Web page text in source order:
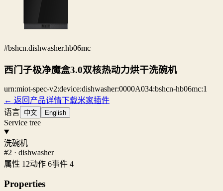
#bshcn.dishwasher.hb06mc
西门子极净魔盒3.0双核热动力烘干洗碗机
urn:miot-spec-v2:device:dishwasher:0000A034:bshcn-hb06mc:1
← 返回产品详情下载米家插件
语言 中文 English
Service tree
洗碗机
#2 · dishwasher
属性 12动作 6事件 4
Properties